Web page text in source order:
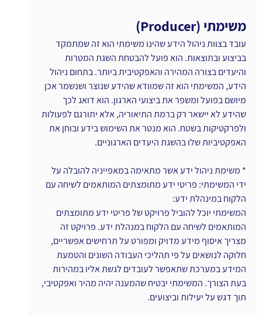
משימתי (Producer)
עובד בצוות ניהול הידע שהינו משימתי הוא זה שמתמקד
בביצוע ובתוצאות. הוא פועל להבטחת השגת המטרות
והיעדים בצורה המהירה והאפקטיבית ביותר. בתחום ניהול
הידע, המשימתי הוא זה שמוודא שהידע שנוצר ושנשמר אכן
מיושם בפועל ומשפר את ביצועי הארגון. הוא דואג לכך
שהידע לא יישאר רק ברמת התיאוריה, אלא יתורגם לפעולות
ולפרקטיקות בשטח. הוא מנטר את השימוש בידע ובוחן את
האפקטיביות שלו בהשגת היעדים הארגוניים.
* משימת ניהול ידע אשר מתאימה במאפייניה להובלה על
ידי המשימתי: פריטי ידע מתומצתים המותאמים לשיחה עם
הלקוח במינהלת ידע:
המשימתי יוכל להוביל פרויקט של פריטי ידע מתומצתים
המותאמים לשיחה עם הלקוח במנהלת ידע. פרויקט זה
מצריך איסוף מידע מדויק ומפורט על תרחישים אפשריים,
חלוקה לנושאים על פי תהליכי העבודה השונים והטמעת
המידע במערכת שתאפשר לעובדים לגשת אליו במהירות
בעת הצורך. המשימתי יבטיח שהמענה יהיה מהיר ואפקטיבי,
תוך דגש על יעילות וביצועים.